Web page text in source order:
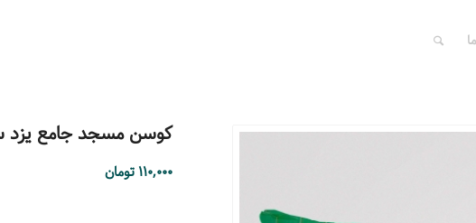
کوسن مسجد جامع یزد
۱۱۰,۰۰۰ تومان